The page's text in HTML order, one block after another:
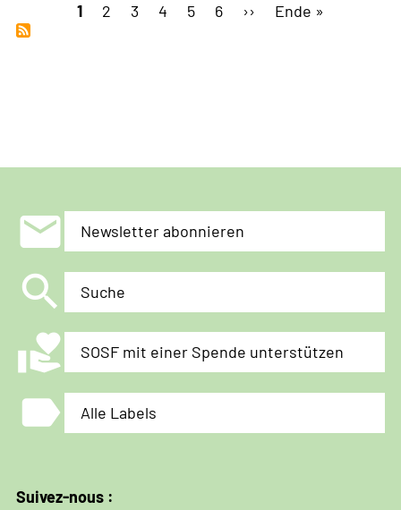
nach
Seitennummerierung
Aktuelle
1 Page
2 Page
3 Page
4 Page
5 Page
6
Nächste
››
Letzte
Ende »
mail Newsletter abonnieren
search Suche
volunteer_activism SOSF mit einer Spende unterstützen
label Alle Labels
Suivez-nous :